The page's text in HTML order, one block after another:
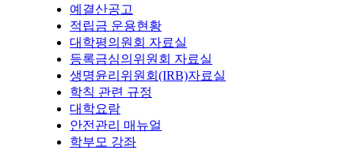
예결산공고
적립금 운용현황
대학평의원회 자료실
등록금심의위원회 자료실
생명윤리위원회(IRB)자료실
학칙 관련 규정
대학요람
안전관리 매뉴얼
학부모 강좌